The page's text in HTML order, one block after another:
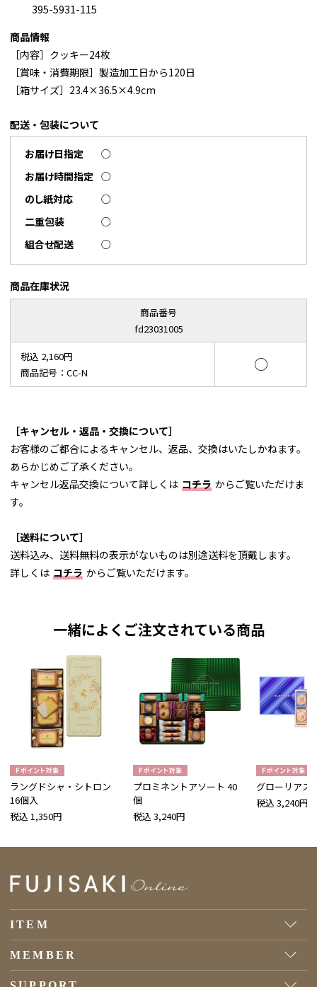
395-5931-115
商品情報
［内容］クッキー24枚
［賞味・消費期限］製造加工日から120日
［箱サイズ］23.4×36.5×4.9cm
配送・包装について
お届け日指定
○
お届け時間指定 ○
のし紙対応
○
二重包装
○
組合せ配送
○
商品在庫状況
商品番号
fd23031005
税込 2,160円
商品記号：CC-N
○
［キャンセル・返品・交換について］
お客様のご都合によるキャンセル、返品、交換はいたしかねます。
あらかじめご了承ください。
キャンセル返品交換について詳しくは コチラ からご覧いただけま
す。
［送料について］
送料込み、送料無料の表示がないものは別途送料を頂戴します。
詳しくは コチラ からご覧いただけます。
一緒によくご注文されている商品
ラングドシャ・シトロン
16個入
税込 1,350円
プロミネントアソート 40
個
税込 3,240円
グローリアス
税込 3,240円
ITEM
MEMBER